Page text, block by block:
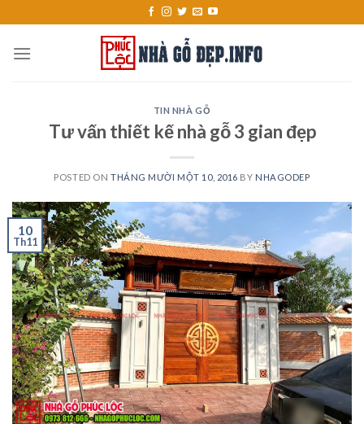
content
TIN NHÀ GỖ
Tư vấn thiết kế nhà gỗ 3 gian đẹp
POSTED ON THÁNG MƯỜI MỘT 10, 2016 BY NHAGODEP
10
Th11